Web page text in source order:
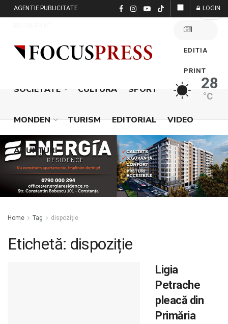
AGENTIE PUBLICITATE LOGIN
EDITIA
PRINT
28
°C
POLITICĂ ACTUALITATE EXTERNE
SOCIETATE CULTURĂ SPORT
MONDEN TURISM EDITORIAL VIDEO
ANUNŢURI
Home Tag dispoziție
Etichetă: dispoziție
Ligia
Petrache
pleacă din
Primăria